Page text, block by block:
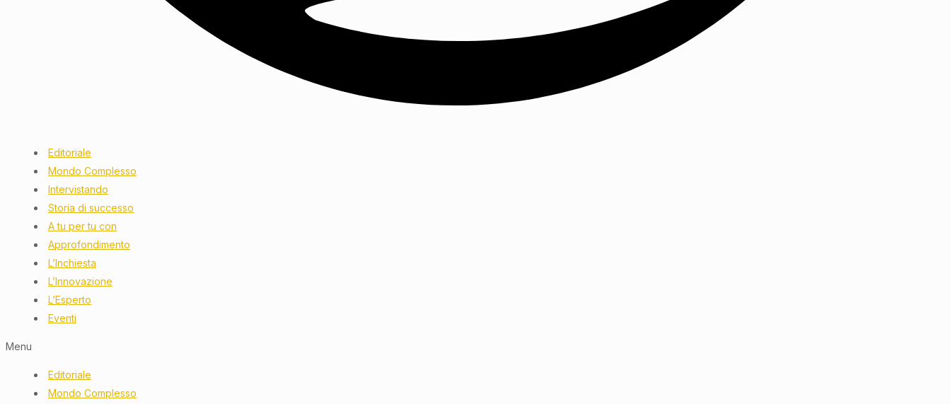
Editoriale
Mondo Complesso
Intervistando
Storia di successo
A tu per tu con
Approfondimento
L’Inchiesta
L’Innovazione
L’Esperto
Eventi
Menu
Editoriale
Mondo Complesso